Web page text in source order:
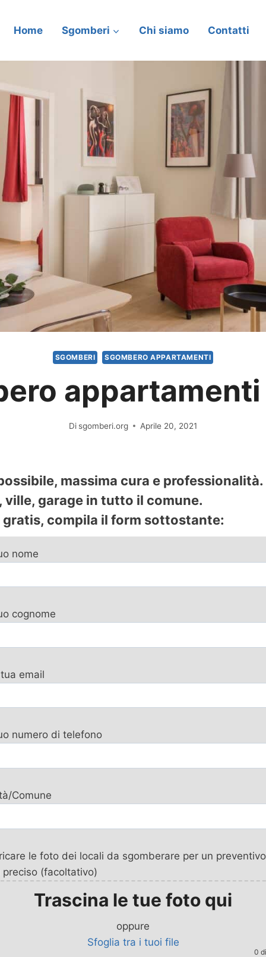
Home Sgomberi Chi siamo Contatti
SGOMBERI SGOMBERO APPARTAMENTI
Di sgomberi.org Aprile 20, 2021
massima cura e
garage in tutto il comune.
compila il form sottostante:
nome
cognome
email
numero di telefono
Comune
le foto dei locali da sgomberare per un preventivo
preciso (facoltativo)
Trascina le tue foto qui
oppure
Sfoglia tra i tuoi file
0